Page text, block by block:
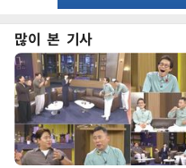
많이 본 기사